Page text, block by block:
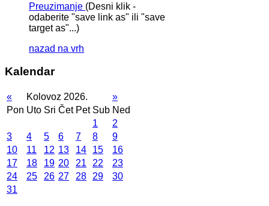
Preuzimanje (Desni klik -
odaberite "save link as" ili "save
target as"...)
nazad na vrh
Kalendar
« Kolovoz 2026.
»
Pon Uto Sri Čet Pet Sub Ned
1
2
3
4 5 6 7 8
9
10
11 12 13 14 15
16
17
18 19 20 21 22
23
24
25 26 27 28 29
30
31